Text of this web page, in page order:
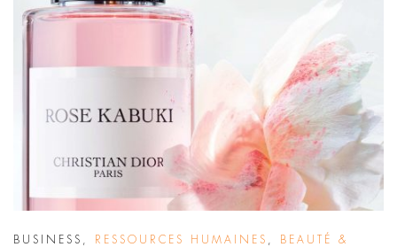
BUSINESS RESSOURCES HUMAINES BEAUTÉ &